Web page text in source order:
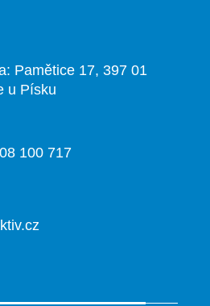
Pamětice 17, 397 01
u Písku
100 717